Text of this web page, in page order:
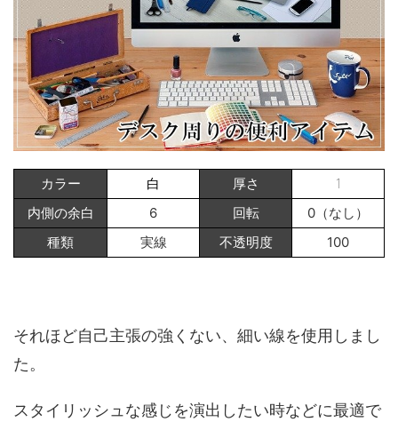
カラー 白 厚さ
1
内側の余白
6 回転
0（なし）
種類
実線 不透明度 100
それほど自己主張の強くない、細い線を使用しまし
た。
スタイリッシュな感じを演出したい時などに最適で